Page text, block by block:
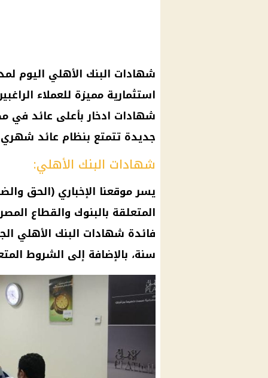
شهادات البنك الأهلي اليوم
استثمارية مميزة للعملاء
شهادات ادخار بأعلى عائد في
جديدة تتمتع بنظام عائد
شهادات البنك الأهلي:
يسر موقعنا الإخباري (الحق
المتعلقة بالبنوك والقطاع
فائدة شهادات البنك الأهلي
سنة، بالإضافة إلى الشروط